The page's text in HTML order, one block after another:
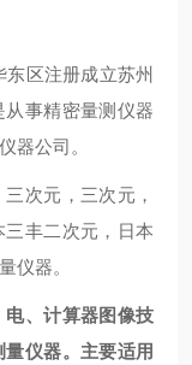
东区注册成立苏州
事精密量测仪器
器公司。
次元，三次元，
丰二次元，日本
仪器。
电、计算器图像技
仪器。主要适用